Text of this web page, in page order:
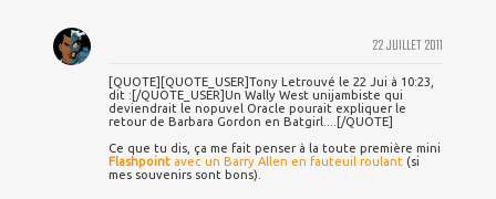
22 JUILLET 2011
[QUOTE][QUOTE_USER]Tony Letrouvé le 22 Jui à 10:23,
dit :[/QUOTE_USER]Un Wally West unijambiste qui
deviendrait le nopuvel Oracle pourait expliquer le
retour de Barbara Gordon en Batgirl....[/QUOTE]
Ce que tu dis, ça me fait penser à la toute première mini
Flashpoint avec un Barry Allen en fauteuil roulant (si
mes souvenirs sont bons).